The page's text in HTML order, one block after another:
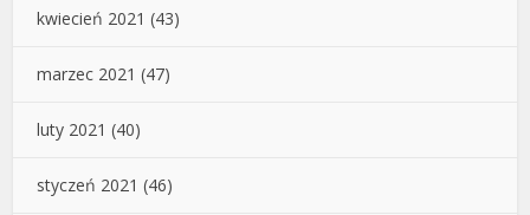
kwiecień 2021 (43)
marzec 2021 (47)
luty 2021 (40)
styczeń 2021 (46)